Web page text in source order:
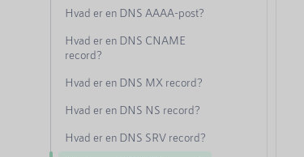
Hvad er en DNS AAAA-post?
Hvad er en DNS CNAME
record?
Hvad er en DNS MX record?
Hvad er en DNS NS record?
Hvad er en DNS SRV record?